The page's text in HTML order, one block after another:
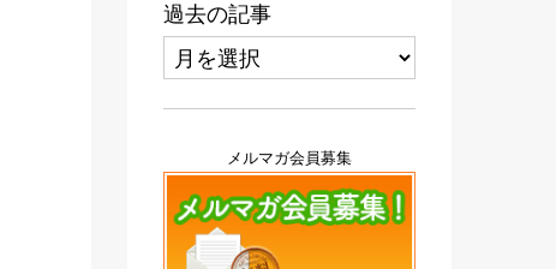
過去の記事
メルマガ会員募集